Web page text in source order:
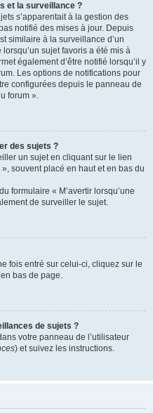
et la surveillance ?
s’apparentait à la gestion des
notifié des mises à jour. Depuis
similaire à la surveillance d’un
sujet favoris a été mis à
également d’être notifié lorsqu’il y
Les options de notifications pour
configurées depuis le panneau de
forum ».
des sujets ?
un sujet en cliquant sur le lien
souvent placé en haut et en bas du
formulaire « M’avertir lorsqu’une
de surveiller le sujet.
fois entré sur celui-ci, cliquez sur le
bas de page.
de sujets ?
votre panneau de l’utilisateur
) et suivez les instructions.